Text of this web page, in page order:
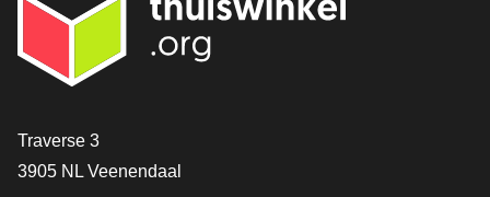
[_General:Contact]
Traverse 3
3905 NL Veenendaal